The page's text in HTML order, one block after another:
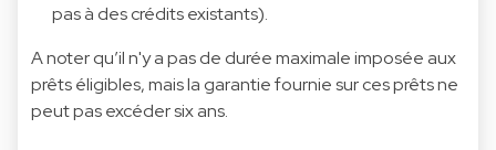
pas à des crédits existants).
A noter qu’il n'y a pas de durée maximale imposée aux
prêts éligibles, mais la garantie fournie sur ces prêts ne
peut pas excéder six ans.